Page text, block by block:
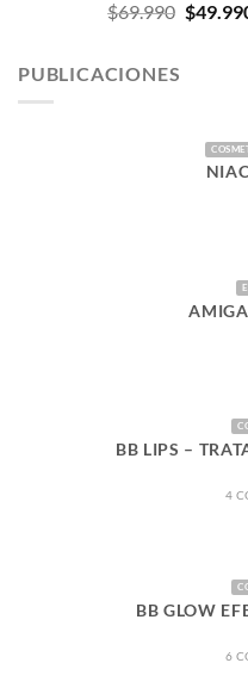
$69.990 El
$
PUBLICACIONES
BB LIPS –
4
BB GLOW
6